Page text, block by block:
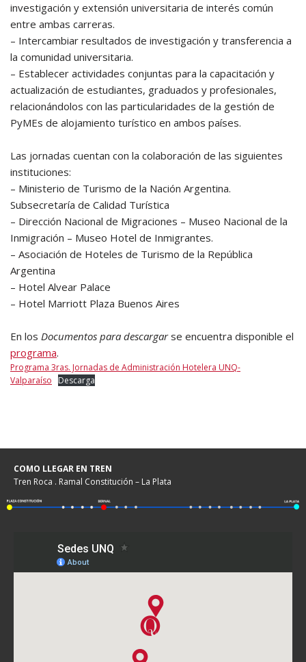
investigación y extensión universitaria de interés común
entre ambas carreras.
– Intercambiar resultados de investigación y transferencia a
la comunidad universitaria.
– Establecer actividades conjuntas para la capacitación y
actualización de estudiantes, graduados y profesionales,
relacionándolos con las particularidades de la gestión de
PyMEs de alojamiento turístico en ambos países.
Las jornadas cuentan con la colaboración de las siguientes
instituciones:
– Ministerio de Turismo de la Nación Argentina.
Subsecretaría de Calidad Turística
– Dirección Nacional de Migraciones – Museo Nacional de la
Inmigración – Museo Hotel de Inmigrantes.
– Asociación de Hoteles de Turismo de la República
Argentina
– Hotel Alvear Palace
– Hotel Marriott Plaza Buenos Aires
En los Documentos para descargarse encuentra disponible el
programa.
Programa 3ras. Jornadas de Administración Hotelera UNQ-
Valparaíso
Descarga
COMO LLEGAR EN TREN
Tren Roca . Ramal Constitución – La Plata